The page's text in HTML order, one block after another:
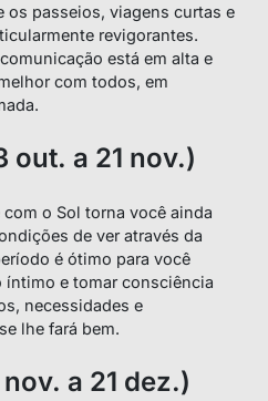
os passeios, viagens curtas e
revigorantes.
está em alta e
com todos, em
out. a 21 nov.)
o Sol torna você ainda
de ver através da
é ótimo para você
íntimo e tomar consciência
necessidades e
lhe fará bem.
a 21 dez.)